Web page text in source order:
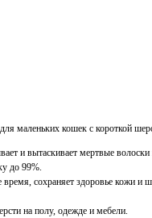
маленьких кошек c короткой
и вытаскивает мертвые
до 99%.
сохраняет здоровье кожи и
на полу, одежде и мебели.